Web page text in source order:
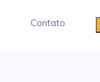
Contato